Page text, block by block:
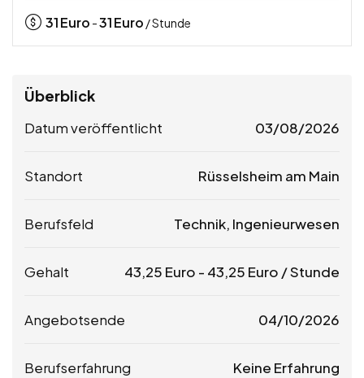
31Euro -31Euro / Stunde
Überblick
Datum veröffentlicht 03/08/2026
Standort Rüsselsheim am Main
Berufsfeld Technik, Ingenieurwesen
Gehalt 43,25 Euro - 43,25 Euro / Stunde
Angebotsende 04/10/2026
Berufserfahrung Keine Erfahrung